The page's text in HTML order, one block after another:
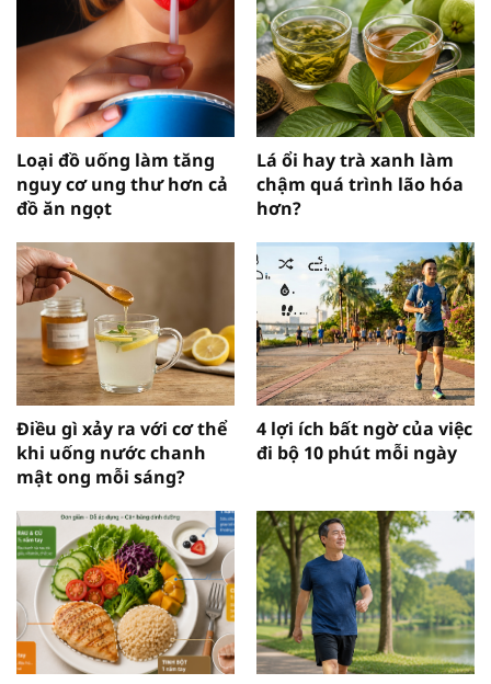
Loại đồ uống làm tăng
nguy cơ ung thư hơn cả
đồ ăn ngọt
Lá ổi hay trà xanh làm
chậm quá trình lão hóa
hơn?
Điều gì xảy ra với cơ thể
khi uống nước chanh
mật ong mỗi sáng?
4 lợi ích bất ngờ của việc
đi bộ 10 phút mỗi ngày